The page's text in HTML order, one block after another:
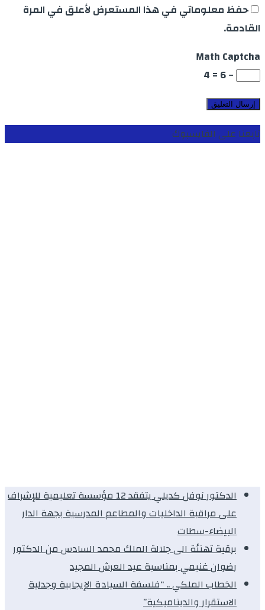
حفظ معلوماتي في هذا المستعرض لأعلق في المرة
القادمة.
Math Captcha
− 6 = 4
تابعنا على الفايسبوك
الدكتور نوفل كديلي يتفقد 12 مؤسسة تعليمية للإشراف
على مراقبة الداخليات والمطاعم المدرسية بجهة الدار
البيضاء-سطات
برقية تهنئة الى جلالة الملك محمد السادس من الدكتور
رضوان غنيمي بمناسبة عيد العرش المجيد
الخطاب الملكي .. “فلسفة السيادة الإيجابية وجدلية
الاستقرار والديناميكية”